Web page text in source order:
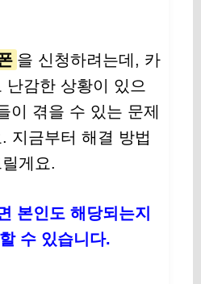
을 신청하려는데, 카
난감한 상황이 있으
이 겪을 수 있는 문제
지금부터 해결 방법
게요.
본인도 해당되는지
수 있습니다.